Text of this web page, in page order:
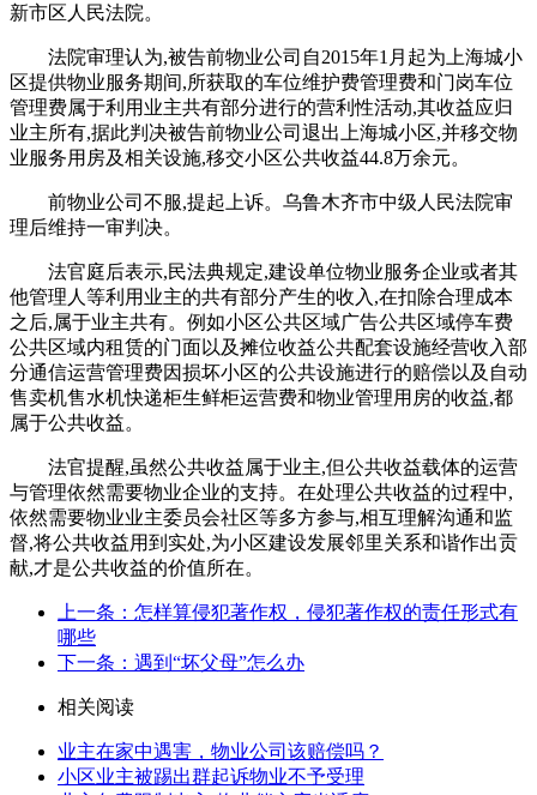
新市区人民法院。
法院审理认为,被告前物业公司自2015年1月起为上海城小
区提供物业服务期间,所获取的车位维护费管理费和门岗车位
管理费属于利用业主共有部分进行的营利性活动,其收益应归
业主所有,据此判决被告前物业公司退出上海城小区,并移交物
业服务用房及相关设施,移交小区公共收益44.8万余元。
前物业公司不服,提起上诉。乌鲁木齐市中级人民法院审
理后维持一审判决。
法官庭后表示,民法典规定,建设单位物业服务企业或者其
他管理人等利用业主的共有部分产生的收入,在扣除合理成本
之后,属于业主共有。例如小区公共区域广告公共区域停车费
公共区域内租赁的门面以及摊位收益公共配套设施经营收入部
分通信运营管理费因损坏小区的公共设施进行的赔偿以及自动
售卖机售水机快递柜生鲜柜运营费和物业管理用房的收益,都
属于公共收益。
法官提醒,虽然公共收益属于业主,但公共收益载体的运营
与管理依然需要物业企业的支持。在处理公共收益的过程中,
依然需要物业业主委员会社区等多方参与,相互理解沟通和监
督,将公共收益用到实处,为小区建设发展邻里关系和谐作出贡
献,才是公共收益的价值所在。
上一条：怎样算侵犯著作权，侵犯著作权的责任形式有
哪些
下一条：遇到“坏父母”怎么办
相关阅读
业主在家中遇害，物业公司该赔偿吗？
小区业主被踢出群起诉物业不予受理